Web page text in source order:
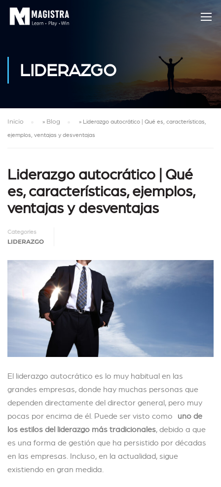
LIDERAZGO
Inicio » Blog » Liderazgo autocrático | Qué es, características,
ejemplos, ventajas y desventajas
Liderazgo autocrático | Qué
es, características, ejemplos,
ventajas y desventajas
Categories
LIDERAZGO
El liderazgo autocrático es lo muy habitual en las
grandes empresas, donde hay muchas personas que
dependen directamente del director general, pero muy
pocas por encima de él. Puede ser visto como uno de
los estilos del liderazgo más tradicionales, debido a que
es una forma de gestión que ha persistido por décadas
en las empresas. Incluso, en la actualidad, sigue
existiendo en gran medida.